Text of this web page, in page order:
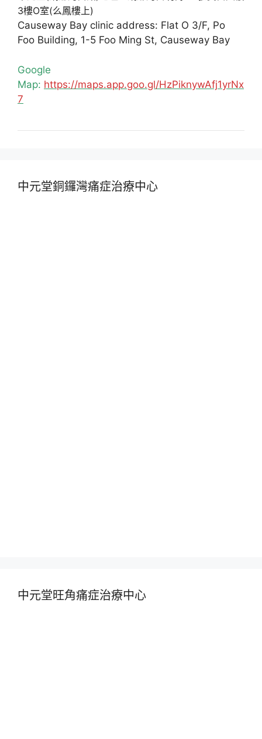
3樓O室(么鳳樓上)
Causeway Bay clinic address: Flat O 3/F, Po
Foo Building, 1-5 Foo Ming St, Causeway Bay
Google
Map: https://maps.app.goo.gl/HzPiknywAfj1yrNx
7
中元堂銅鑼灣痛症治療中心
中元堂旺角痛症治療中心